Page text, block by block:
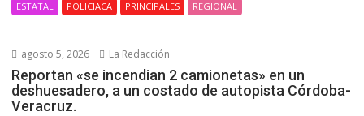
ESTATAL POLICIACA PRINCIPALES REGIONAL
agosto 5, 2026 La Redacción
Reportan «se incendian 2 camionetas» en un
deshuesadero, a un costado de autopista Córdoba-
Veracruz.